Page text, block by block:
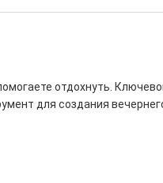
отдохнуть.
для создания